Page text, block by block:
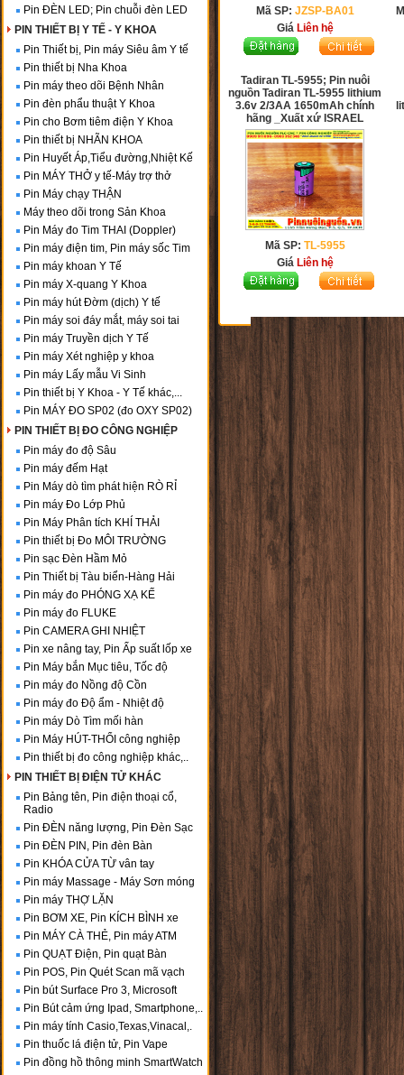
Pin ĐÈN LED; Pin chuỗi đèn LED
PIN THIẾT BỊ Y TẾ - Y KHOA
Pin Thiết bị, Pin máy Siêu âm Y tế
Pin thiết bị Nha Khoa
Pin máy theo dõi Bệnh Nhân
Pin đèn phẩu thuật Y Khoa
Pin cho Bơm tiêm điện Y Khoa
Pin thiết bị NHÃN KHOA
Pin Huyết Áp,Tiểu đường,Nhiệt Kế
Pin MÁY THỞ y tế-Máy trợ thở
Pin Máy chạy THẬN
Máy theo dõi trong Sản Khoa
Pin Máy đo Tim THAI (Doppler)
Pin máy điện tim, Pin máy sốc Tim
Pin máy khoan Y Tế
Pin máy X-quang Y Khoa
Pin máy hút Đờm (dịch) Y tế
Pin máy soi đáy mắt, máy soi tai
Pin máy Truyền dịch Y Tế
Pin máy Xét nghiệp y khoa
Pin máy Lấy mẫu Vi Sinh
Pin thiết bị Y Khoa - Y Tế khác,...
Pin MÁY ĐO SP02 (đo OXY SP02)
PIN THIẾT BỊ ĐO CÔNG NGHIỆP
Pin máy đo độ Sâu
Pin máy đếm Hạt
Pin Máy dò tìm phát hiện RÒ RỈ
Pin máy Đo Lớp Phủ
Pin Máy Phân tích KHÍ THẢI
Pin thiết bị Đo MÔI TRƯỜNG
Pin sạc Đèn Hầm Mỏ
Pin Thiết bị Tàu biển-Hàng Hải
Pin máy đo PHÓNG XẠ KẾ
Pin máy đo FLUKE
Pin CAMERA GHI NHIỆT
Pin xe nâng tay, Pin Ấp suất lốp xe
Pin Máy bắn Mục tiêu, Tốc độ
Pin máy đo Nồng độ Cồn
Pin máy đo Độ ẩm - Nhiệt độ
Pin máy Dò Tìm mối hàn
Pin Máy HÚT-THỔI công nghiệp
Pin thiết bị đo công nghiệp khác,..
PIN THIẾT BỊ ĐIỆN TỬ KHÁC
Pin Bảng tên, Pin điện thoại cổ,
Radio
Pin ĐÈN năng lượng, Pin Đèn Sạc
Pin ĐÈN PIN, Pin đèn Bàn
Pin KHÓA CỬA TỪ vân tay
Pin máy Massage - Máy Sơn móng
Pin máy THỢ LẶN
Pin BƠM XE, Pin KÍCH BÌNH xe
Pin MÁY CÀ THẺ, Pin máy ATM
Pin QUẠT Điện, Pin quạt Bàn
Pin POS, Pin Quét Scan mã vạch
Pin bút Surface Pro 3, Microsoft
Pin Bút cảm ứng Ipad, Smartphone,..
Pin máy tính Casio,Texas,Vinacal,.
Pin thuốc lá điện tử, Pin Vape
Pin đồng hồ thông minh SmartWatch
Mã SP: JZSP-BA01
Giá Liên hệ
Tadiran TL-5955; Pin nuôi
nguồn Tadiran TL-5955 lithium
3.6v 2/3AA 1650mAh chính
hãng _Xuất xứ ISRAEL
Mã SP: TL-5955
Giá Liên hệ